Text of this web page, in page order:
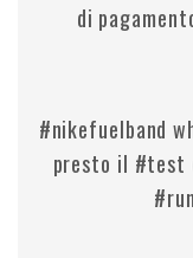
di
#nikefuelband
presto il #test